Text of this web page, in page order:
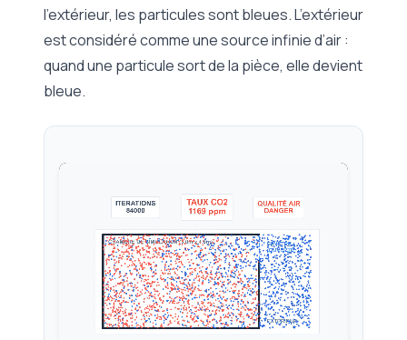
l’extérieur, les particules sont bleues. L’extérieur
est considéré comme une source infinie d’air :
quand une particule sort de la pièce, elle devient
bleue.